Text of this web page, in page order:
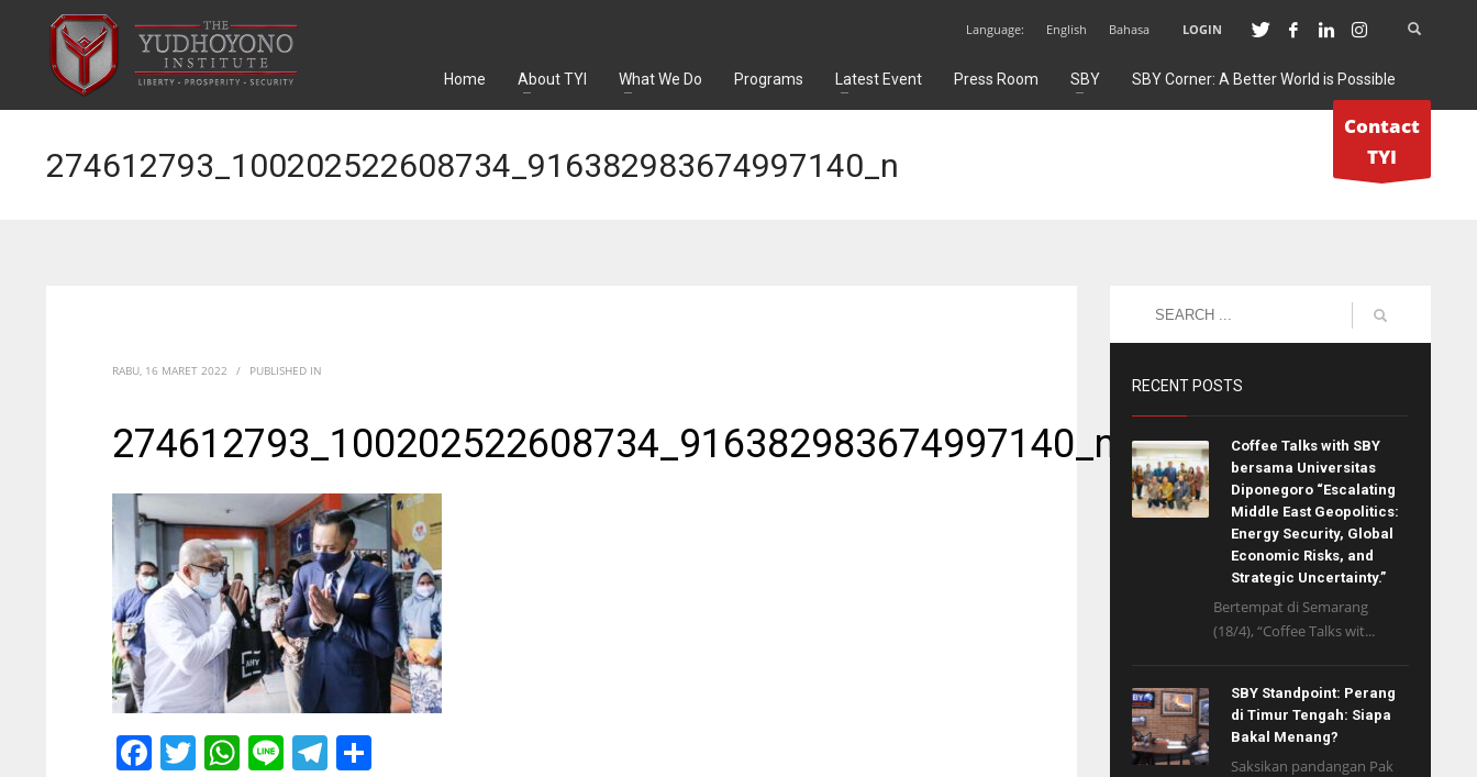
Language: English Bahasa LOGIN
Home About TYI What We Do Programs Latest Event Press Room SBY SBY Corner: A Better World is Possible
Contact
TYI
274612793_100202522608734_916382983674997140_n
RABU, 16 MARET 2022 / PUBLISHED IN
274612793_100202522608734_916382983674997140_n
Facebook
Twitter
WhatsApp
LineTelegram
RECENT POSTS
Coffee Talks with SBY
bersama Universitas
Diponegoro “Escalating
Middle East Geopolitics:
Energy Security, Global
Economic Risks, and
Strategic Uncertainty.”
Bertempat di Semarang
(18/4), “Coffee Talks wit...
SBY Standpoint: Perang
di Timur Tengah: Siapa
Bakal Menang?
Saksikan pandangan Pak